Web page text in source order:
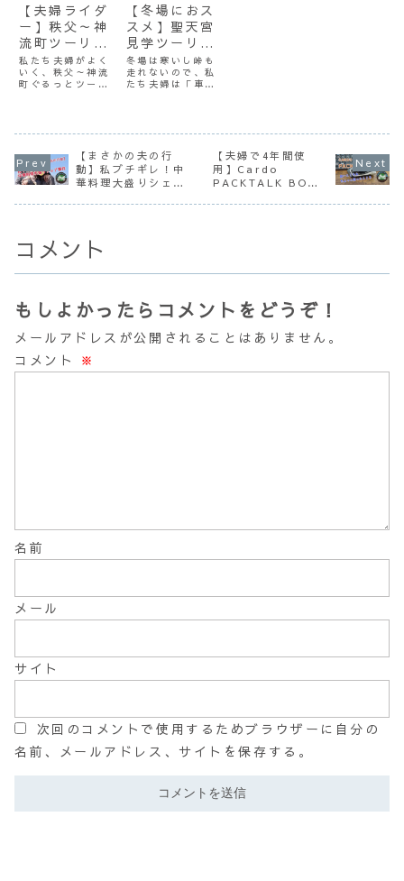
【夫婦ライダ
ー】秩父～神
流町ツーリン
グ（おすすめ
スポット紹
介）
私たち夫婦がよく
いく、秩父～神流
町ぐるっとツーリ
す。秩父をツーリ
参考になったら嬉
しいです。
【冬場におス
スメ】聖天宮
見学ツーリン
グ
冬場は寒いし峠も
走れないので、私
たち夫婦は「車で
クで行って、バッ
止しています。と
いうことで、今回
はそんな感じで真
冬に行った「聖天
宮」の見学ツーリ
【まさかの夫の行
動】私ブチギレ！中
華料理大盛りシェア
【夫婦で4年間使
用】Cardo
PACKTALK BOLD
コメント
もしよかったらコメントをどうぞ！
メールアドレスが公開されることはありません。
コメント
※
名前
メール
サイト
次回のコメントで使用するためブラウザーに自分の
名前、メールアドレス、サイトを保存する。